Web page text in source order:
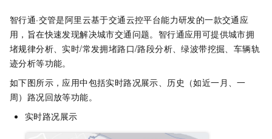
智行通·交管是阿里云基于交通云控平台能力研发的一款交通应
用，旨在快速发现解决城市交通问题。智行通应用可提供城市拥
堵规律分析、实时/常发拥堵路口/路段分析、绿波带挖掘、车辆轨
迹分析等功能。
如下图所示，应用中包括实时路况展示、历史（如近一月、一
周）路况回放等功能。
实时路况展示